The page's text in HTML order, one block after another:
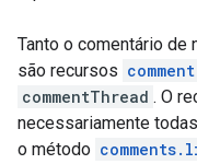
Tanto o comentário de
são recursos comment
commentThread . O
necessariamente
o método